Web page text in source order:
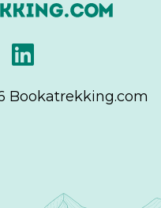
Bookatrekking.com